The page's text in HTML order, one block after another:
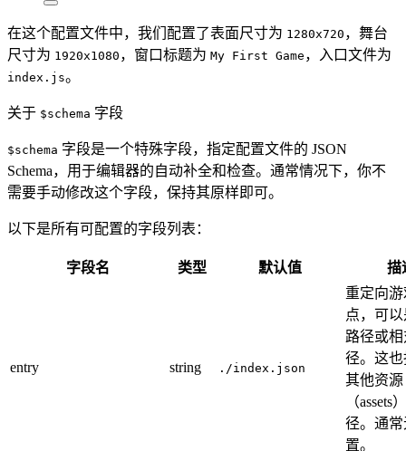
在这个配置文件中，我们配置了表面尺寸为 1280x720 ，舞台
尺寸为 1920x1080 ，窗口标题为 My First Game ，入口文件为
index.js。
关于 $schema 字段
$schema 字段是一个特殊字段，指定配置文件的 JSON
Schema，用于编辑器的自动补全和检查。通常情况下，你不
需要手动修改这个字段，保持其原样即可。
以下是所有可配置的字段列表：
字段名 类型 默认值 描
entry string ./index.json
重定向
点，可
路径或
径。这
其他资源
（assets
径。通
置。